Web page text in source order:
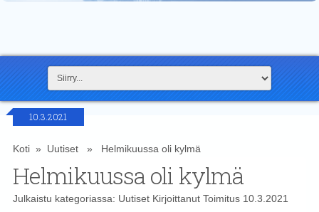
10.3.2021
Koti» Uutiset» Helmikuussa oli kylmä
Helmikuussa oli kylmä
Julkaistu kategoriassa: UutisetKirjoittanut Toimitus10.3.2021